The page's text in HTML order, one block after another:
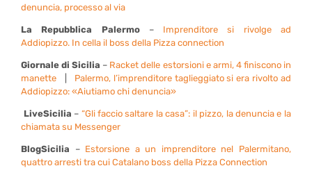
denuncia, processo al via
La Repubblica Palermo – Imprenditore si rivolge ad
Addiopizzo. In cella il boss della Pizza connection
Giornale di Sicilia – Racket delle estorsioni e armi, 4 finiscono in
manette
Palermo, l’imprenditore taglieggiato si era rivolto ad
Addiopizzo: «Aiutiamo chi denuncia»
LiveSicilia – “Gli faccio saltare la casa”: il pizzo, la denuncia e la
chiamata su Messenger
BlogSicilia –Estorsione a un imprenditore nel Palermitano,
quattro arresti tra cui Catalano boss della Pizza Connection